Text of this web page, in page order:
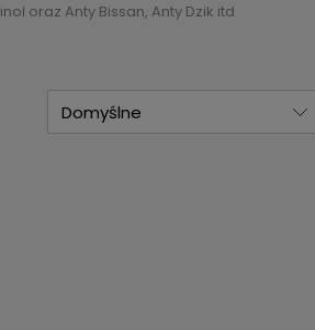
oraz Anty Bissan, Anty Dzik itd